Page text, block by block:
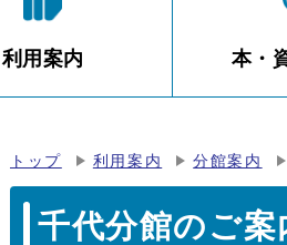
利用案内 本・
トップ 利用案内 分館案内
千代分館のご案